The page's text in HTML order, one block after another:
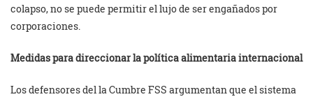
colapso, no se puede permitir el lujo de ser engañados por
corporaciones.
Medidas para direccionar la política alimentaria internacional
Los defensores del la Cumbre FSS argumentan que el sistema